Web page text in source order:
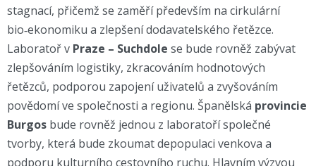
stagnací, přičemž se zaměří především na cirkulární
bio‑ekonomiku a zlepšení dodavatelského řetězce.
Laboratoř v Praze – Suchdole se bude rovněž zabývat
zlepšováním logistiky, zkracováním hodnotových
řetězců, podporou zapojení uživatelů a zvyšováním
povědomí ve společnosti a regionu. Španělská provincie
Burgos bude rovněž jednou z laboratoří společné
tvorby, která bude zkoumat depopulaci venkova a
podporu kulturního cestovního ruchu. Hlavním výzvou